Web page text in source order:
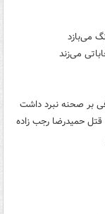
می‌بازد
می‌زند
بر صحنه نبرد داشت
قتل حمیدرضا رجب زاده